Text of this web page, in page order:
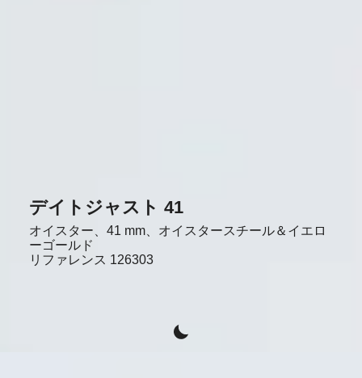
デイトジャスト 41
オイスター、41 mm、オイスタースチール＆イエロ
ーゴールド
リファレンス 126303